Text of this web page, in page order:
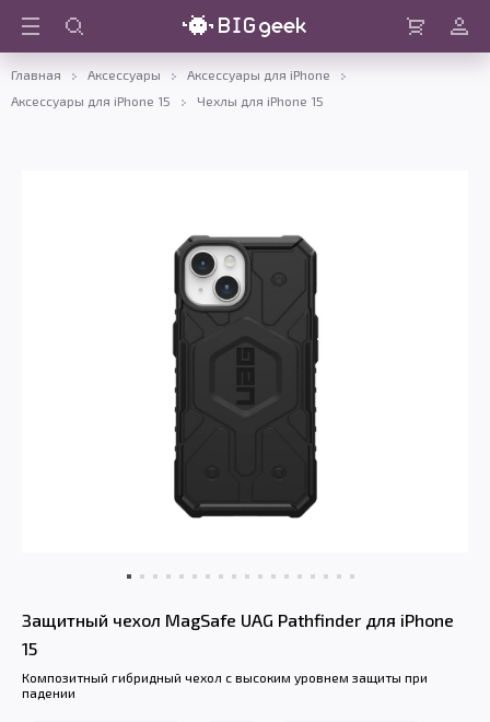
Войти
Главная Аксессуары
Аксессуары для iPhone
Аксессуары для iPhone 15
Чехлы для iPhone 15
Защитный чехол MagSafe UAG Pathfinder для iPhone
15
Композитный гибридный чехол с высоким уровнем защиты при
падении